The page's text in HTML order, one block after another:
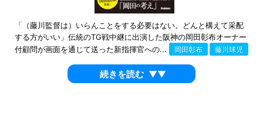
「（藤川監督は）いらんことをする必要はない。どんと構えて采配
する方がいい」伝統のTG戦中継に出演した阪神の岡田彰布オーナー
付顧問が画面を通じて送った新指揮官への...
岡田彰布 藤川球児
続きを読む ▼▼